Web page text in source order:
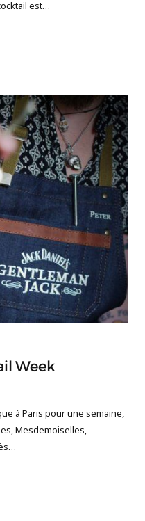
est…
Week
à Paris pour une semaine,
Mesdemoiselles,